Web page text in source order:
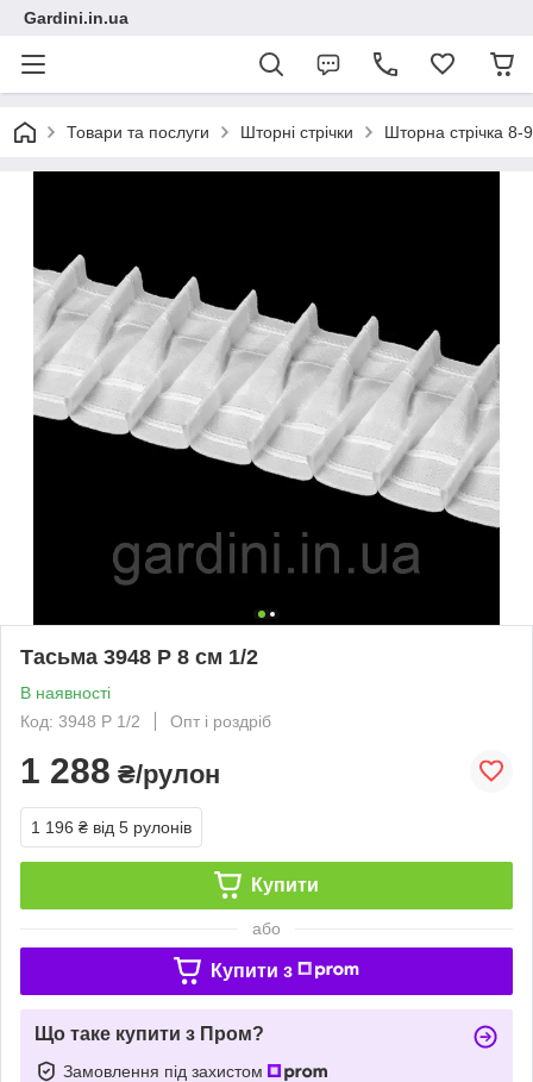
Gardini.in.ua
Товари та послуги Шторні стрічки Шторна стрічка 8-
Тасьма 3948 Р 8 см 1/2
В наявності
Код: 3948 P 1/2
Опт і роздріб
1 288 ₴/рулон
1 196 ₴ від 5 рулонів
Купити
або
Купити з
Що таке купити з Пром?
Замовлення під захистом